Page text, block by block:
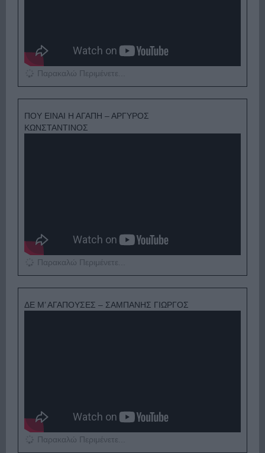
Παρακαλώ Περιμένετε...
ΠΟΥ ΕΙΝΑΙ Η ΑΓΑΠΗ – ΑΡΓΥΡΟΣ
ΚΩΝΣΤΑΝΤΙΝΟΣ
Παρακαλώ Περιμένετε...
ΔΕ Μ’ ΑΓΑΠΟΥΣΕΣ – ΣΑΜΠΑΝΗΣ ΓΙΩΡΓΟΣ
Παρακαλώ Περιμένετε...